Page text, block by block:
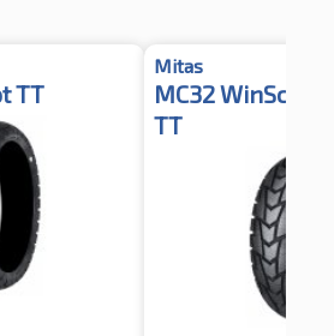
TT
Mitas
MC32 WinScoot
TT